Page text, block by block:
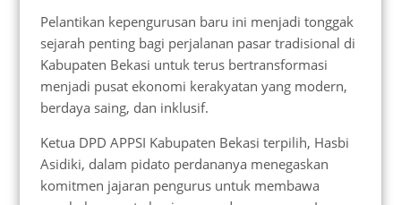
Pelantikan kepengurusan baru ini menjadi tonggak
sejarah penting bagi perjalanan pasar tradisional di
Kabupaten Bekasi untuk terus bertransformasi
menjadi pusat ekonomi kerakyatan yang modern,
berdaya saing, dan inklusif.
Ketua DPD APPSI Kabupaten Bekasi terpilih, Hasbi
Asidiki, dalam pidato perdananya menegaskan
komitmen jajaran pengurus untuk membawa